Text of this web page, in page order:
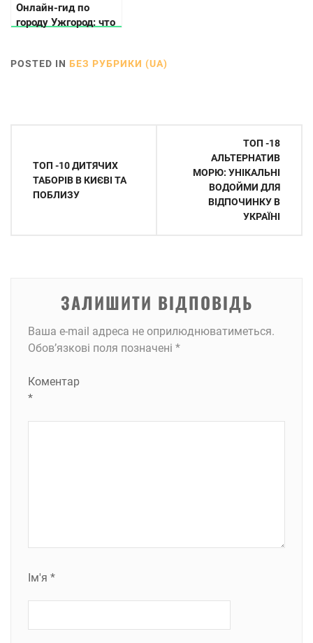
Онлайн-гид по
городу Ужгород: что
пойти
POSTED IN БЕЗ РУБРИКИ (UA)
записів
ТОП -10 ДИТЯЧИХ
ТАБОРІВ В КИЄВІ ТА
ПОБЛИЗУ
ТОП -18
АЛЬТЕРНАТИВ
МОРЮ: УНІКАЛЬНІ
ВОДОЙМИ ДЛЯ
ВІДПОЧИНКУ В
УКРАЇНІ
ЗАЛИШИТИ ВІДПОВІДЬ
Ваша e-mail адреса не оприлюднюватиметься.
Обов’язкові поля позначені *
Коментар
*
Ім'я *